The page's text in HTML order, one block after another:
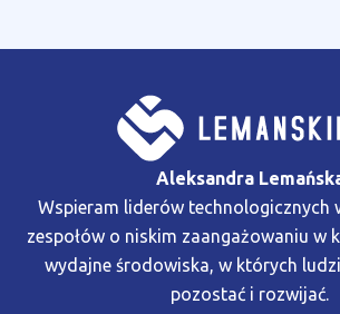
Aleksandra
Wspieram liderów technologicznych
zespołów o niskim zaangażowaniu w
wydajne środowiska, w których
pozostać i rozwijać.